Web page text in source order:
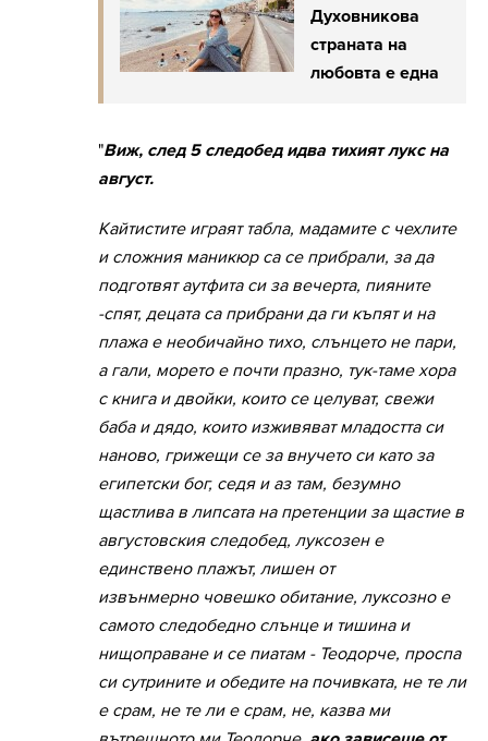
Духовникова
страната на
любовта е една
"Виж, след 5 следобед идва тихият лукс на
август.
Кайтистите играят табла, мадамите с чехлите
и сложния маникюр са се прибрали, за да
подготвят аутфита си за вечерта, пияните
-спят, децата са прибрани да ги къпят и на
плажа е необичайно тихо, слънцето не пари,
а гали, морето е почти празно, тук-таме хора
с книга и двойки, които се целуват, свежи
баба и дядо, които изживяват младостта си
наново, грижещи се за внучето си като за
египетски бог, седя и аз там, безумно
щастлива в липсата на претенции за щастие в
августовския следобед, луксозен е
единствено плажът, лишен от
извънмерно човешко обитание, луксозно е
самото следобедно слънце и тишина и
нищоправане и се пиатам - Теодорче, проспа
си сутрините и обедите на почивката, не те ли
е срам, не те ли е срам, не, казва ми